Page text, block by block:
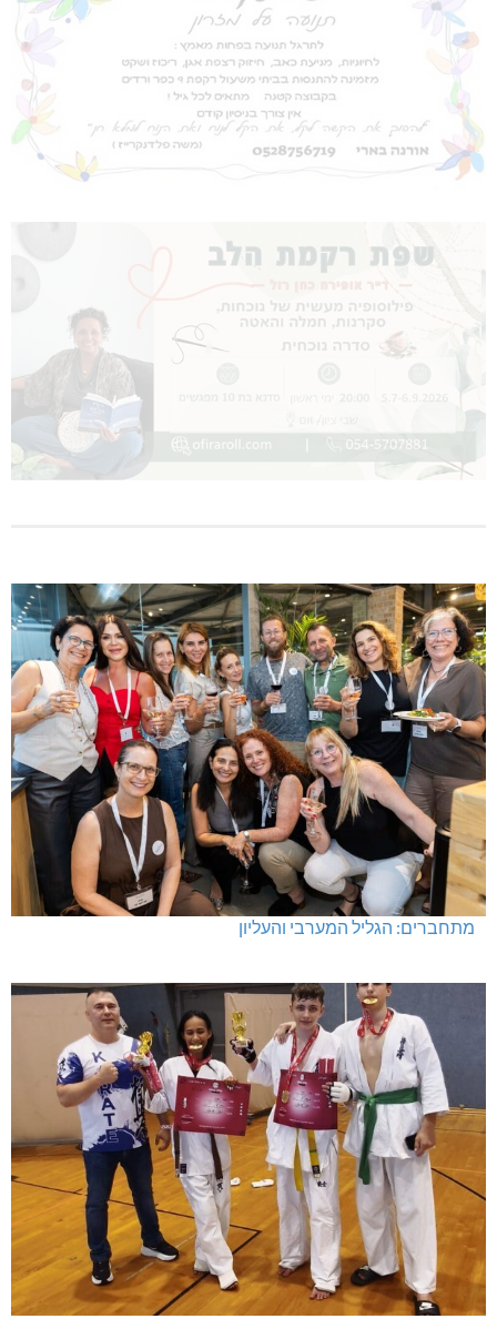
מתחברים: הגליל המערבי והעליון